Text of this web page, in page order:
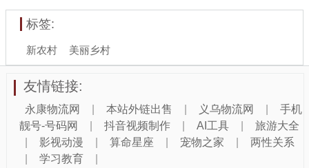
标签:
新农村 美丽乡村
友情链接:
永康物流网 本站外链出售 义乌物流网
手机
靓号-号码网
抖音视频制作 AI工具
旅游大全
影视动漫 算命星座 宠物之家
两性关系
学习教育